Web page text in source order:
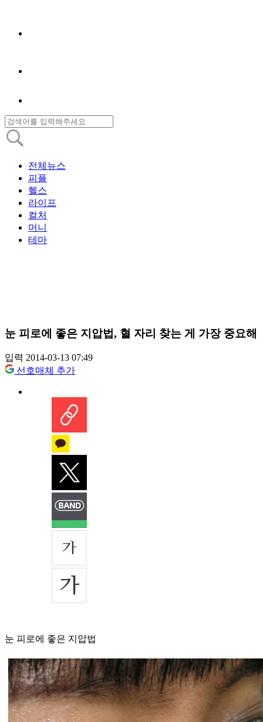
전체뉴스
피플
헬스
라이프
컬처
머니
테마
눈 피로에 좋은 지압법, 혈 자리 찾는 게 가장 중요해
입력 2014-03-13 07:49
선호매체 추가
눈 피로에 좋은 지압법